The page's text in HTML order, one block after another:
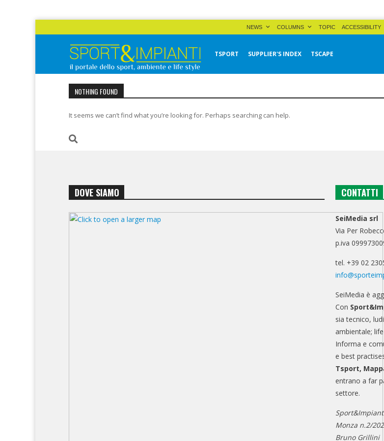
NEWS COLUMNS TOPIC ACCESSIBILITY
Sport&Impianti
TSPORT SUPPLIER'S INDEX TSCAPE
NOTHING FOUND
It seems we can’t find what you’re looking for. Perhaps searching can help.
DOVE SIAMO CONTATTI
SeiMedia srl
Via Per
p.iva
tel. +39 02
SeiMedia è
Con
sia tecnico,
ambientale;
Informa e
e best
Tsport,
entrano a far
settore.
Monza n.2/
Bruno Grillini